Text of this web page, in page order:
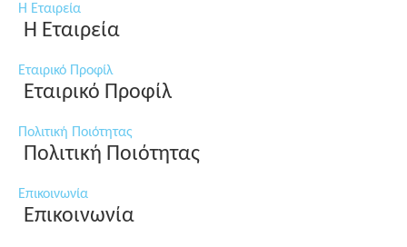
Η Εταιρεία
Η Εταιρεία
Εταιρικό Προφίλ
Εταιρικό Προφίλ
Πολιτική Ποιότητας
Πολιτική Ποιότητας
Επικοινωνία
Επικοινωνία